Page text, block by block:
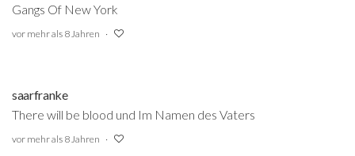
Gangs Of New York
vor mehr als 8 Jahren
saarfranke
There will be blood und Im Namen des Vaters
vor mehr als 8 Jahren